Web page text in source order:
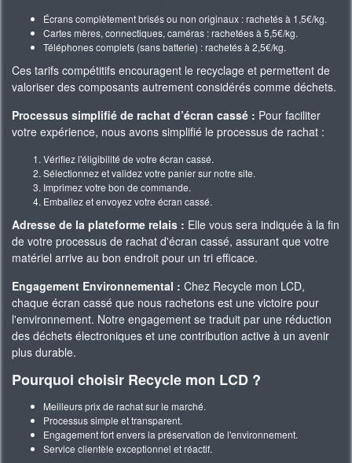
Écrans complètement brisés ou non originaux : rachetés à 1,5€/kg.
Cartes mères, connectiques, caméras : rachetées à 5,5€/kg.
Téléphones complets (sans batterie) : rachetés à 2,5€/kg.
Ces tarifs compétitifs encouragent le recyclage et permettent de
valoriser des composants autrement considérés comme déchets.
Processus simplifié de rachat d’écran cassé : Pour faciliter
votre expérience, nous avons simplifié le processus de rachat :
Vérifiez l'éligibilité de votre écran cassé.
Sélectionnez et validez votre panier sur notre site.
Imprimez votre bon de commande.
Emballez et envoyez votre écran cassé.
Adresse de la plateforme relais : Elle vous sera indiquée à la fin
de votre processus de rachat d'écran cassé, assurant que votre
matériel arrive au bon endroit pour un tri efficace.
Engagement Environnemental : Chez Recycle mon LCD,
chaque écran cassé que nous rachetons est une victoire pour
l'environnement. Notre engagement se traduit par une réduction
des déchets électroniques et une contribution active à un avenir
plus durable.
Pourquoi choisir Recycle mon LCD ?
Meilleurs prix de rachat sur le marché.
Processus simple et transparent.
Engagement fort envers la préservation de l'environnement.
Service clientèle exceptionnel et réactif.